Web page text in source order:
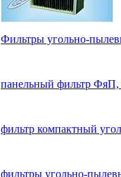
Фильтры угольно-
панельный фильтр ФяП,
фильтр компактный
фильтры угольно-